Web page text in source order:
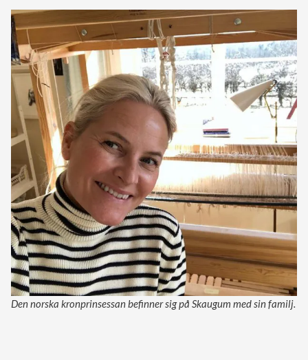
Den norska kronprinsessan befinner sig på Skaugum med sin familj.